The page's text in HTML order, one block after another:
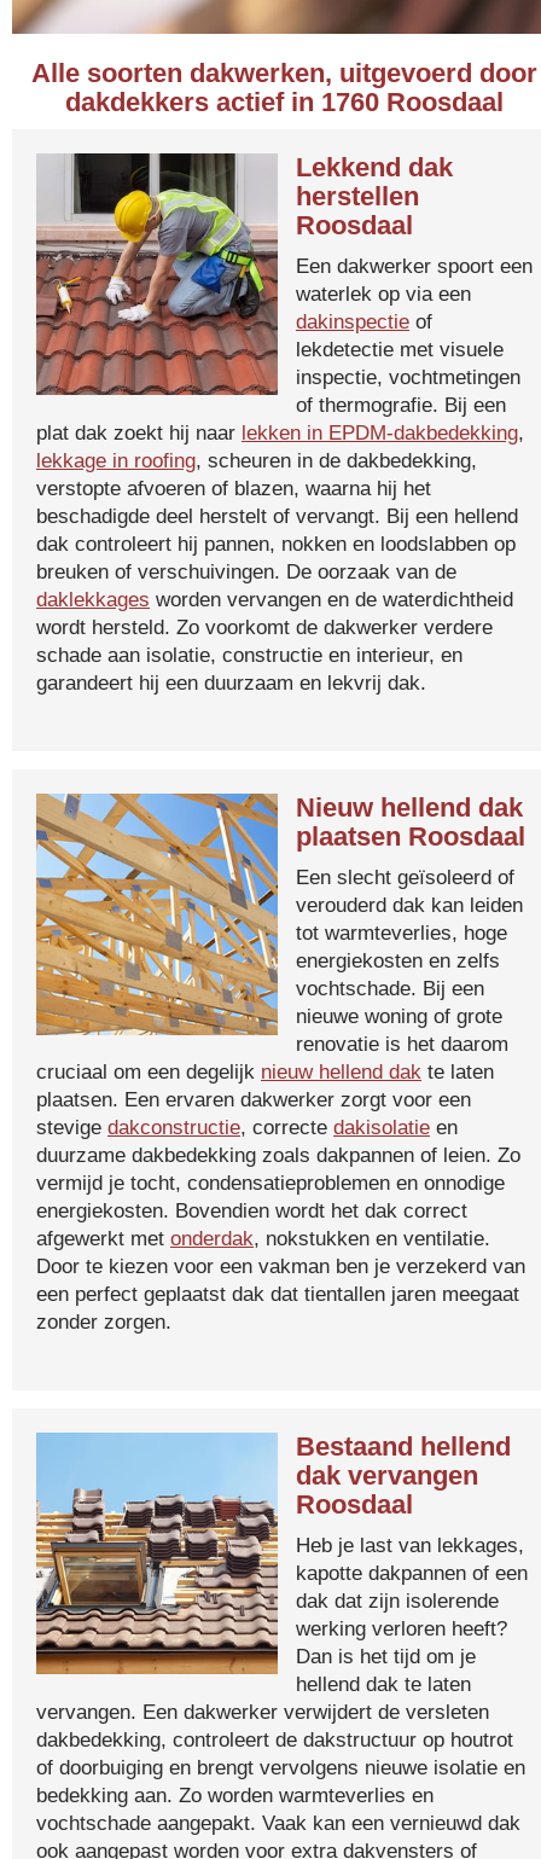
Alle soorten dakwerken, uitgevoerd door
dakdekkers actief in 1760 Roosdaal
Lekkend dak
herstellen
Roosdaal
Een dakwerker spoort een
waterlek op via een
dakinspectie of
lekdetectie met visuele
inspectie, vochtmetingen
of thermografie. Bij een
plat dak zoekt hij naar lekken in EPDM-dakbedekking,
lekkage in roofing, scheuren in de dakbedekking,
verstopte afvoeren of blazen, waarna hij het
beschadigde deel herstelt of vervangt. Bij een hellend
dak controleert hij pannen, nokken en loodslabben op
breuken of verschuivingen. De oorzaak van de
daklekkages worden vervangen en de waterdichtheid
wordt hersteld. Zo voorkomt de dakwerker verdere
schade aan isolatie, constructie en interieur, en
garandeert hij een duurzaam en lekvrij dak.
Nieuw hellend dak
plaatsen Roosdaal
Een slecht geïsoleerd of
verouderd dak kan leiden
tot warmteverlies, hoge
energiekosten en zelfs
vochtschade. Bij een
nieuwe woning of grote
renovatie is het daarom
cruciaal om een degelijk nieuw hellend dak te laten
plaatsen. Een ervaren dakwerker zorgt voor een
stevige dakconstructie, correcte dakisolatie en
duurzame dakbedekking zoals dakpannen of leien. Zo
vermijd je tocht, condensatieproblemen en onnodige
energiekosten. Bovendien wordt het dak correct
afgewerkt met onderdak, nokstukken en ventilatie.
Door te kiezen voor een vakman ben je verzekerd van
een perfect geplaatst dak dat tientallen jaren meegaat
zonder zorgen.
Bestaand hellend
dak vervangen
Roosdaal
Heb je last van lekkages,
kapotte dakpannen of een
dak dat zijn isolerende
werking verloren heeft?
Dan is het tijd om je
hellend dak te laten
vervangen. Een dakwerker verwijdert de versleten
dakbedekking, controleert de dakstructuur op houtrot
of doorbuiging en brengt vervolgens nieuwe isolatie en
bedekking aan. Zo worden warmteverlies en
vochtschade aangepakt. Vaak kan een vernieuwd dak
ook aangepast worden voor extra dakvensters of